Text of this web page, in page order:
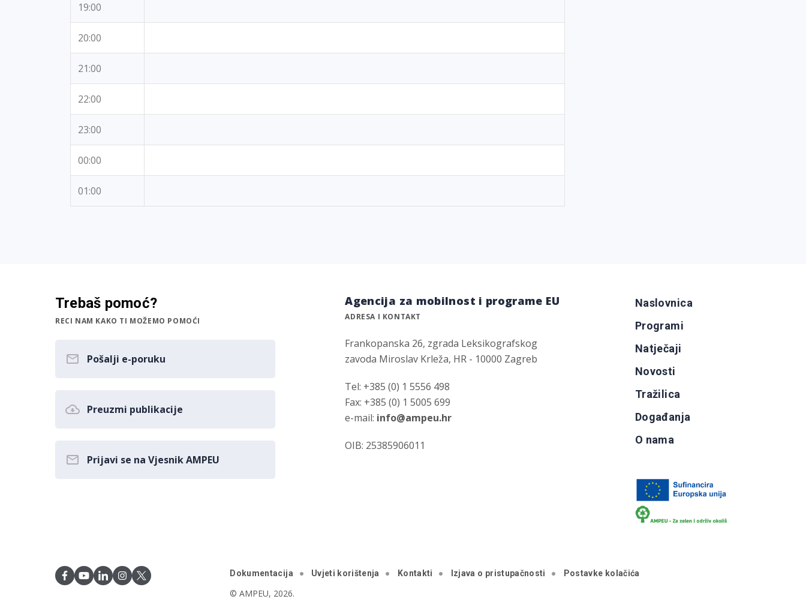
19:00
20:00
21:00
22:00
23:00
00:00
01:00
Trebaš pomoć?
RECI NAM KAKO TI MOŽEMO POMOĆI
Pošalji e-poruku
Preuzmi publikacije
Prijavi se na Vjesnik AMPEU
Agencija za mobilnost i programe EU
ADRESA I KONTAKT
Frankopanska 26, zgrada Leksikografskog
zavoda Miroslav Krleža, HR - 10000 Zagreb
Tel: +385 (0) 1 5556 498
Fax: +385 (0) 1 5005 699
e-mail: info@ampeu.hr
OIB: 25385906011
Naslovnica
Programi
Natječaji
Novosti
Tražilica
Događanja
O nama
Dokumentacija Uvjeti korištenja Kontakti Izjava o pristupačnosti Postavke kolačića
© AMPEU, 2026.